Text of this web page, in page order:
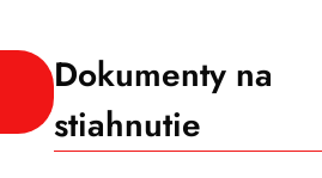
Dokumenty na
stiahnutie